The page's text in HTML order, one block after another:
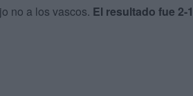
no a los vascos. El resultado fue 2-1